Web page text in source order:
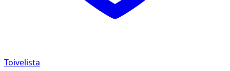
Toivelista